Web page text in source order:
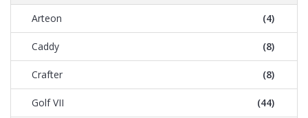
Arteon (4)
Caddy (8)
Crafter (8)
Golf VII (44)